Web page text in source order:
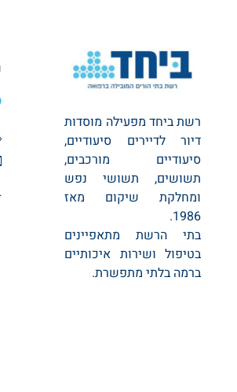
רשת ביחד מפעילה מוסדות
דיור לדיירים סיעודיים,
סיעודיים מורכבים,
תשושים, תשושי נפש
ומחלקת שיקום מאז
1986.
בתי הרשת מתאפיינים
בטיפול ושירות איכותיים
ברמה בלתי מתפשרת.